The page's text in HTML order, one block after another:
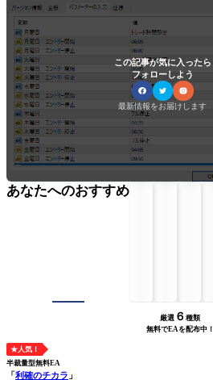
この記事が気に入ったら
フォローしよう
最新情報をお届けします
厳選 ６ 種類
無料でEAを配布中！
★人気！
半裁量型無料EA
「利確のチカラ 」
あなたへのおすすめ